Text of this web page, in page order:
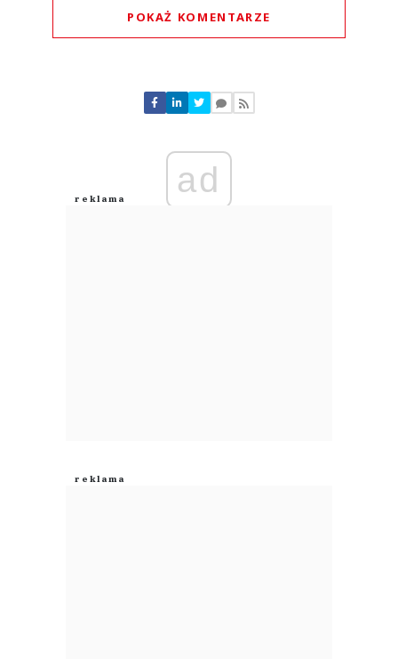
POKAŻ KOMENTARZE
Nie znaleziono komentarzy
Zostaw swoje komentarze
Anuluj
ad